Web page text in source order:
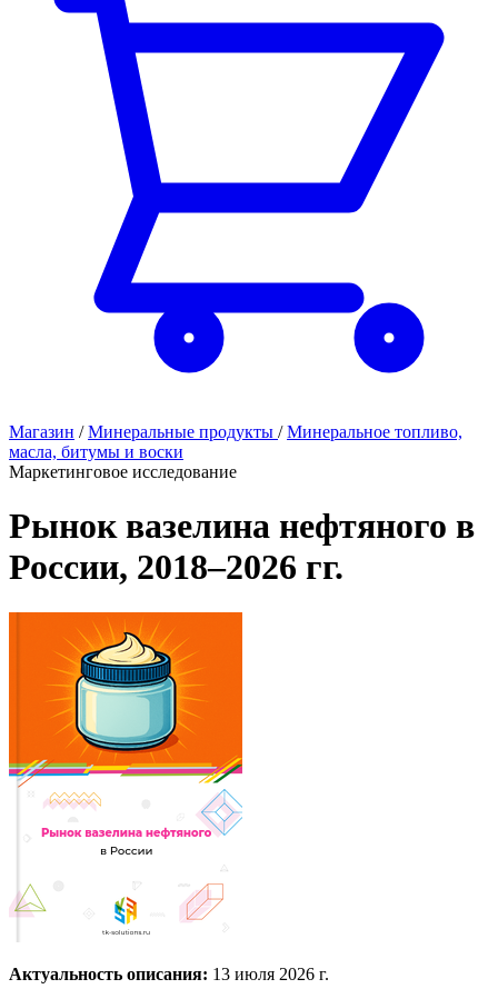
Магазин / Минеральные продукты / Минеральное топливо,
масла, битумы и воски
Маркетинговое исследование
Рынок вазелина нефтяного в
России, 2018–2026 гг.
Актуальность описания: 13 июля 2026 г.